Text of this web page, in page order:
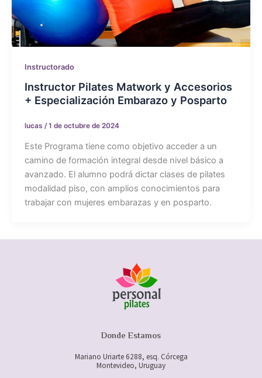
Instructorado
Instructor Pilates Matwork y Accesorios
+ Especialización Embarazo y Posparto
lucas /1 de octubre de 2024
Este Programa tiene como objetivo acceder a un
camino de formación integral desde nivel básico a
avanzado. El alumno podrá dictar clases de pilates
modalidad piso, con amplios conocimientos para
trabajar con mujeres embarazas y en posparto.
Donde Estamos
Mariano Uriarte 6288, esq. Córcega
Montevideo, Uruguay